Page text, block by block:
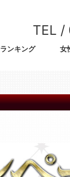
TEL /
ランキング 女